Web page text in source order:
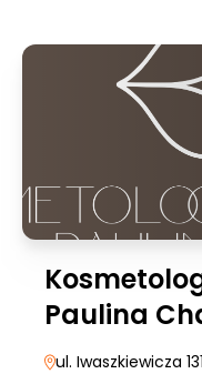
Paulina
ul. Iwaszkiewicza